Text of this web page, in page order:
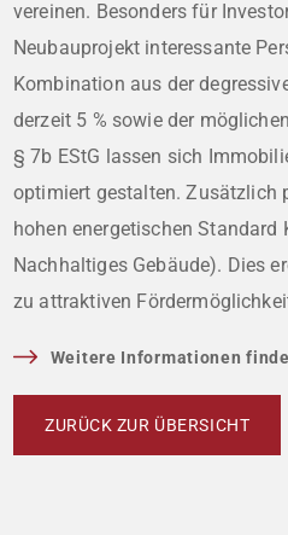
vereinen. Besonders für
Neubauprojekt interessante
Kombination aus der
derzeit 5 % sowie der
§ 7b EStG lassen sich
optimiert gestalten. Zusätzlich
hohen energetischen Standard
Nachhaltiges Gebäude). Dies
zu attraktiven
Weitere Informationen
ZURÜCK ZUR ÜBERSICHT